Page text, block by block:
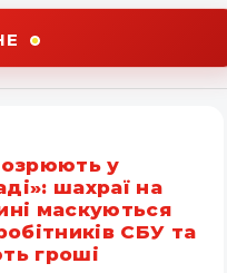
у
шахраї на
маскуються
СБУ та
гроші